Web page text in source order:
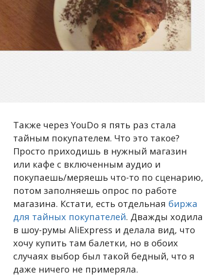
Также через YouDo я пять раз стала
тайным покупателем. Что это такое?
Просто приходишь в нужный магазин
или кафе с включенным аудио и
покупаешь/меряешь что-то по сценарию,
потом заполняешь опрос по работе
магазина. Кстати, есть отдельная биржа
для тайных покупателей. Дважды ходила
в шоу-румы AliExpress и делала вид, что
хочу купить там балетки, но в обоих
случаях выбор был такой бедный, что я
даже ничего не примеряла.